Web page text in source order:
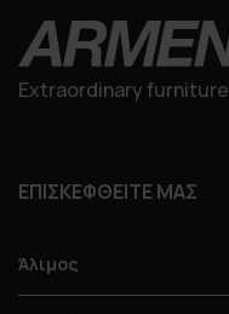
Extraordinary furniture
ΕΠΙΣΚΕΦΘΕΙΤΕ ΜΑΣ
Άλιμος